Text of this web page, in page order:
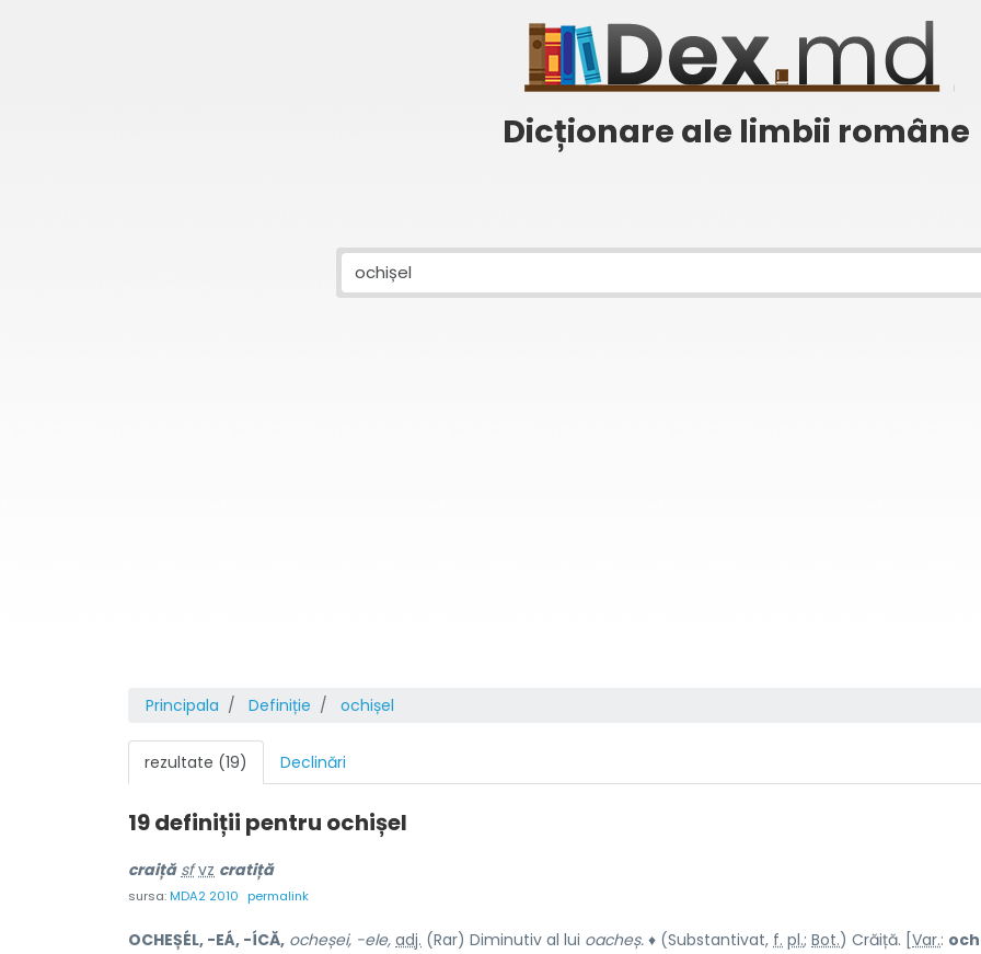
Dicționare ale limbii române
Principala Definiție ochișel
rezultate (19) Declinări
19 definiții pentru ochișel
craiță sf vz cratiță
sursa:MDA2 2010 permalink
OCHEȘÉL, -EÁ, -ÍCĂ, ocheșei, -ele, adj. (Rar) Diminutiv al lui oacheș. ♦ (Substantivat, f. pl.; Bot.) Crăiță. [ Var.: